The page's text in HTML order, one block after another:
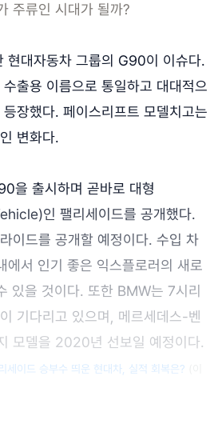
주류인 시대가 될까?
현대자동차 그룹의 G90이 이슈다.
출용 이름으로 통일하고 대대적으
장했다. 페이스리프트 모델치고는
변화다.
을 출시하며 곧바로 대형
인 팰리세이드를 공개했다.
이드를 공개할 예정이다. 수입 차
에서 인기 좋은 익스플로러의 새로
있을 것이다. 또한 BMW는 7시리
기다리고 있으며, 메르세데스-벤
모델을 2020년 선보일 예정이다.
세이드 승부수 띄운 현대차, 실적 회복은?